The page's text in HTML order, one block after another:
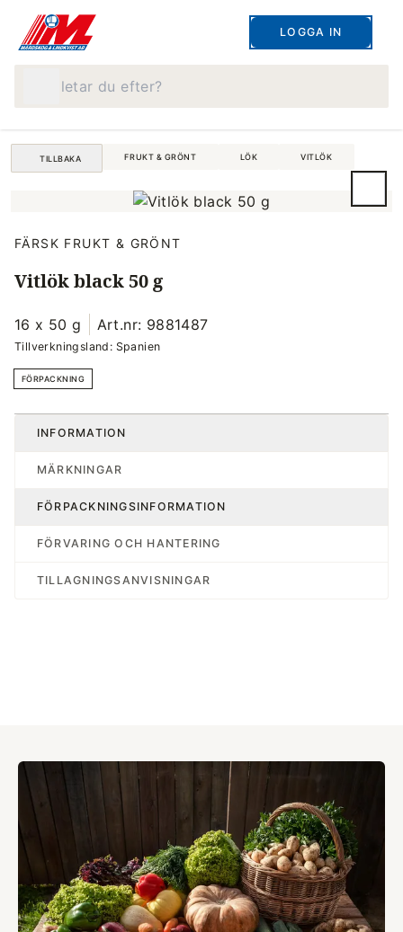
LOGGA IN
TILLBAKA FRUKT & GRÖNT LÖK VITLÖK
FÄRSK FRUKT & GRÖNT
Vitlök black 50 g
16 x 50 g Art.nr: 9881487
Tillverkningsland: Spanien
FÖRPACKNING
INFORMATION
MÄRKNINGAR
FÖRPACKNINGSINFORMATION
FÖRVARING OCH HANTERING
TILLAGNINGSANVISNINGAR